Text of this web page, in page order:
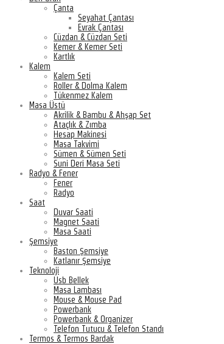
Çanta
Seyahat Çantası
Evrak Çantası
Cüzdan & Cüzdan Seti
Kemer & Kemer Seti
Kartlık
Kalem
Kalem Seti
Roller & Dolma Kalem
Tükenmez Kalem
Masa Üstü
Akrilik & Bambu & Ahşap Set
Ataçlık & Zımba
Hesap Makinesi
Masa Takvimi
Sümen & Sümen Seti
Suni Deri Masa Seti
Radyo & Fener
Fener
Radyo
Saat
Duvar Saati
Magnet Saati
Masa Saati
Şemsiye
Baston Şemsiye
Katlanır Şemsiye
Teknoloji
Usb Bellek
Masa Lambası
Mouse & Mouse Pad
Powerbank
Powerbank & Organizer
Telefon Tutucu & Telefon Standı
Termos & Termos Bardak